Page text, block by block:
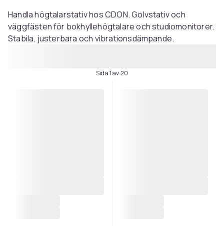
Handla högtalarstativ hos CDON. Golvstativ och
väggfästen för bokhyllehögtalare och studiomonitorer.
Stabila, justerbara och vibrationsdämpande.
Sida 1 av 20